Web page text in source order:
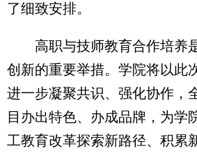
了细致安排。
高职与技师教育合作培养是
创新的重要举措。学院将以此
进一步凝聚共识、强化协作，
目办出特色、办成品牌，为学
工教育改革探索新路径、积累